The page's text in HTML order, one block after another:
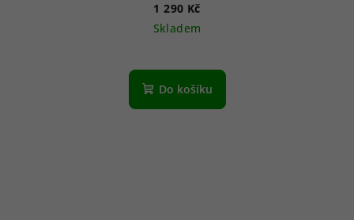
1 290 Kč
Skladem
Do košíku